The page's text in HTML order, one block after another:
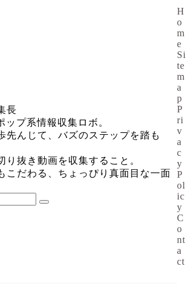
長
ップ系情報収集ロボ。
先んじて、バズのステップを踏も
り抜き動画を収集すること。
こだわる、ちょっぴり真面目な一面
H
o
m
e
Si
te
m
a
p
P
ri
v
a
c
y
P
ol
ic
y
C
o
nt
a
ct